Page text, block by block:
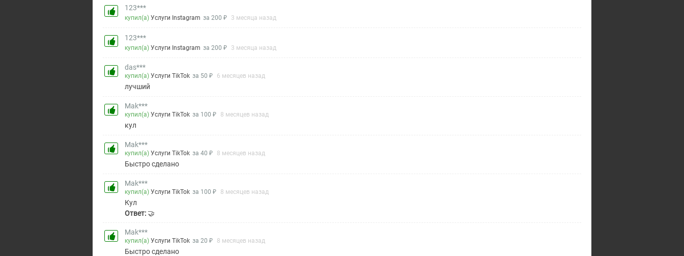
123***
купил(а)Услуги Instagram за 200 ₽ 3 месяца назад
123***
купил(а)Услуги Instagram за 200 ₽ 3 месяца назад
das***
купил(а)Услуги TikTok за 50 ₽ 6 месяцев назад
лучший
Mak***
купил(а)Услуги TikTok за 100 ₽ 8 месяцев назад
кул
Mak***
купил(а)Услуги TikTok за 40 ₽ 8 месяцев назад
Быстро сделано
Mak***
купил(а)Услуги TikTok за 100 ₽ 8 месяцев назад
Кул
Ответ: 🤝
Mak***
купил(а)Услуги TikTok за 20 ₽ 8 месяцев назад
Быстро сделано